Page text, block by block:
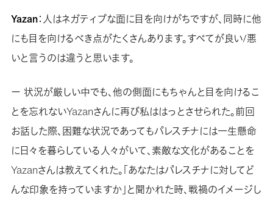
Yazan：人はネガティブな面に目を向けがちですが、同時に他
にも目を向けるべき点がたくさんあります。すべてが良い/悪
いと言うのは違うと思います。
ー 状況が厳しい中でも、他の側面にもちゃんと目を向けるこ
とを忘れないYazanさんに再び私ははっとさせられた。前回
お話した際、困難な状況であってもパレスチナには一生懸命
に日々を暮らしている人々がいて、素敵な文化があることを
Yazanさんは教えてくれた。「あなたはパレスチナに対してど
んな印象を持っていますか」と聞かれた時、戦禍のイメージし